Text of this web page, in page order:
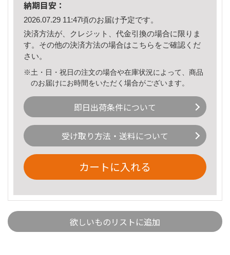
納期目安：
2026.07.29 11:47頃のお届け予定です。
決済方法が、クレジット、代金引換の場合に限りま
す。その他の決済方法の場合はこちら をご確認くだ
さい。
※土・日・祝日の注文の場合や在庫状況によって、商品
のお届けにお時間をいただく場合がございます。
即日出荷条件について
受け取り方法・送料について
カートに入れる
欲しいものリストに追加